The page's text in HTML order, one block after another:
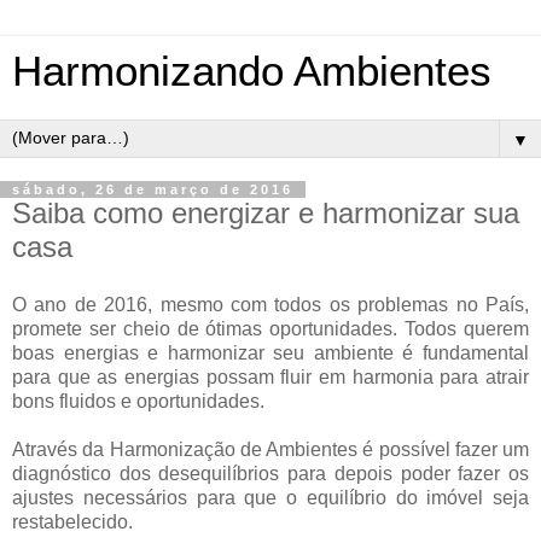
Harmonizando Ambientes
▼
sábado, 26 de março de 2016
Saiba como energizar e harmonizar sua
casa
O ano de 2016, mesmo com todos os problemas no País,
promete ser cheio de ótimas oportunidades. Todos querem
boas energias e harmonizar seu ambiente é fundamental
para que as energias possam fluir em harmonia para atrair
bons fluidos e oportunidades.
Através da Harmonização de Ambientes é possível fazer um
diagnóstico dos desequilíbrios para depois poder fazer os
ajustes necessários para que o equilíbrio do imóvel seja
restabelecido.